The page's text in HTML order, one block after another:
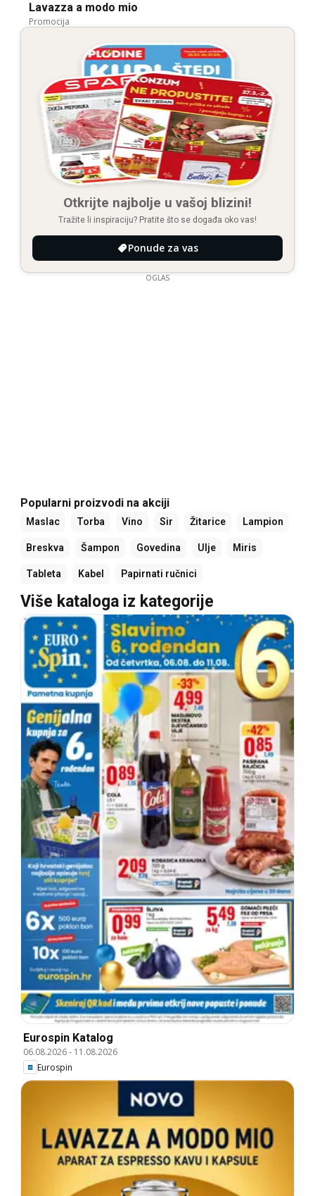
Lavazza a modo mio
Promocija
Otkrijte najbolje u vašoj blizini!
Tražite li inspiraciju? Pratite što se događa oko vas!
Ponude za vas
OGLAS
Popularni proizvodi na akciji
Maslac Torba Vino Sir Žitarice Lampion
Breskva Šampon Govedina Ulje Miris
Tableta Kabel Papirnati ručnici
Više kataloga iz kategorije
Eurospin Katalog
06.08.2026- 11.08.2026
Eurospin